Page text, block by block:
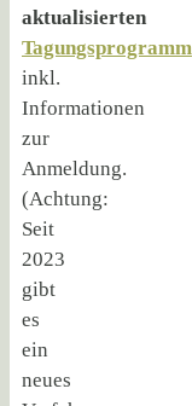
aktualisierten
Tagungsprogramm
inkl.
Informationen
zur
Anmeldung.
(Achtung:
Seit
2023
gibt
es
ein
neues